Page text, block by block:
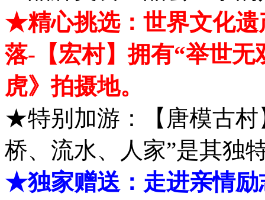
★精心挑选：世界文化
落-【宏村】拥有“举世
虎》拍摄地。
★特别加游：【唐模古村
桥、流水、人家”是其独
★独家赠送：走进亲情励